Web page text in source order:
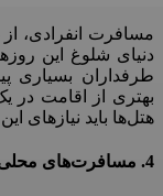
دنیای شلوغ این
طرفداران بسیاری
بهتری از اقامت در
هتل‌ها باید نیازهای
4. مسافرت‌های محلی